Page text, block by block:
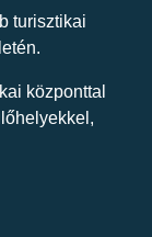
turisztikai
központtal